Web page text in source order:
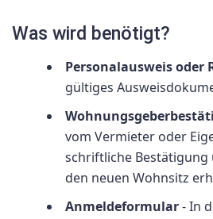
Was wird benötigt?
Personalausweis oder
gültiges
vom Vermieter oder
schriftliche Bestätigung
den neuen Wohnsitz
Anmeldeformular- In